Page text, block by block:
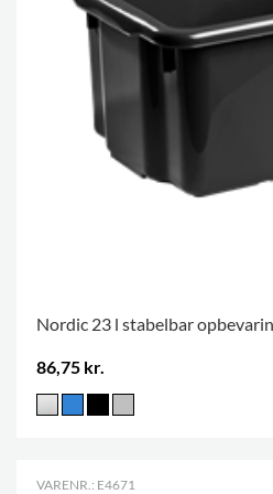
Nordic 23 l stabelbar
86,75 kr.
VARENR.: E4671